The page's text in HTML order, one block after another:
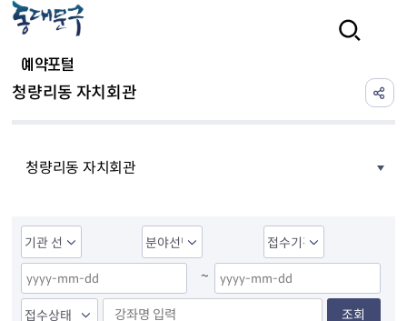
예약포털
청량리동 자치회관
청량리동 자치회관
~
조회